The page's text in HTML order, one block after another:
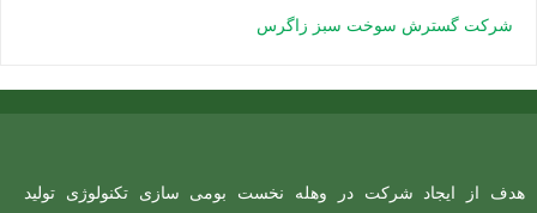
شرکت گسترش سوخت سبز زاگرس
هدف از ایجاد شرکت در وهله نخست بومی سازی تکنولوژی تولید